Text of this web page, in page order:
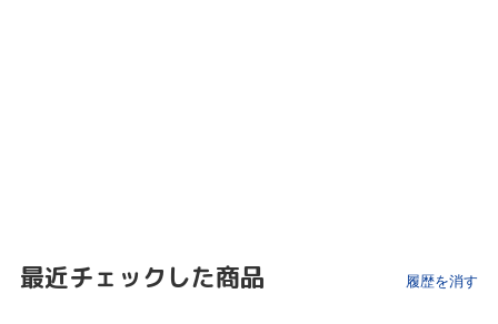
最近チェックした商品 履歴を消す